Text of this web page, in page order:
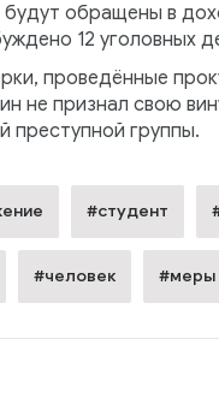
обращены в
12 уголовных
проведённые
не признал свою
преступной группы.
#студент
#человек #меры